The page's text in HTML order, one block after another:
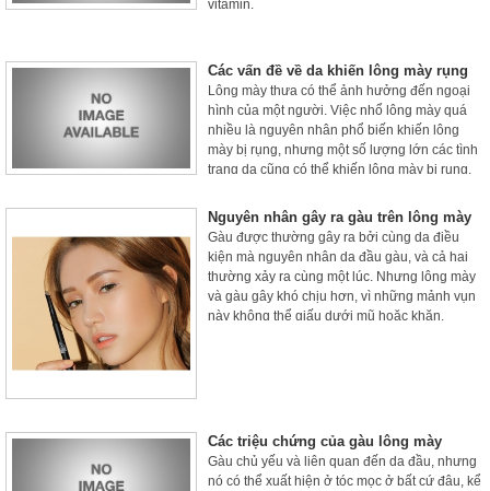
vitamin.
Các vấn đề về da khiến lông mày rụng
Lông mày thưa có thể ảnh hưởng đến ngoại
hình của một người. Việc nhổ lông mày quá
nhiều là nguyên nhân phổ biến khiến lông
mày bị rụng, nhưng một số lượng lớn các tình
trạng da cũng có thể khiến lông mày bị rụng.
Nguyên nhân gây ra gàu trên lông mày
Gàu được thường gây ra bởi cùng da điều
kiện mà nguyên nhân da đầu gàu, và cả hai
thường xảy ra cùng một lúc. Nhưng lông mày
và gàu gây khó chịu hơn, vì những mảnh vụn
này không thể giấu dưới mũ hoặc khăn.
Các triệu chứng của gàu lông mày
Gàu chủ yếu và liên quan đến da đầu, nhưng
nó có thể xuất hiện ở tóc mọc ở bất cứ đâu, kể